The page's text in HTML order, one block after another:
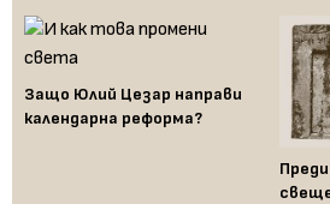
Защо Юлий Цезар направи
календарна реформа?